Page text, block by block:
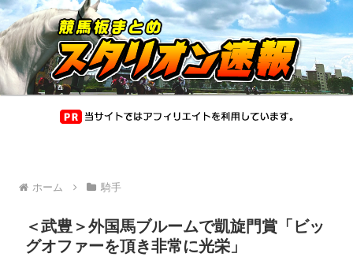
ホーム 騎手
＜武豊＞外国馬ブルームで凱旋門賞「ビッ
グオファーを頂き非常に光栄」